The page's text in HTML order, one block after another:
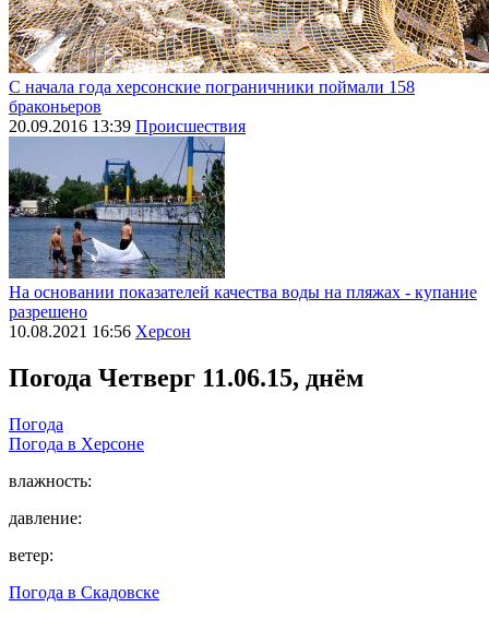
С начала года херсонские пограничники поймали 158
браконьеров
20.09.2016 13:39 Происшествия
На основании показателей качества воды на пляжах - купание
разрешено
10.08.2021 16:56 Херсон
Погода Четверг 11.06.15, днём
Погода
Погода в Херсоне
влажность:
давление:
ветер:
Погода в Скадовске